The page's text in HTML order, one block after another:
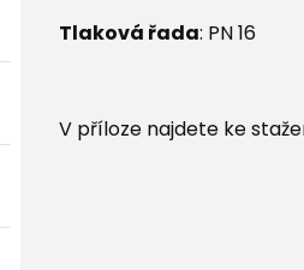
Tlaková řada: PN 16
V příloze najdete ke